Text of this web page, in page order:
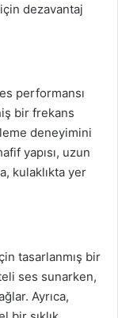
dezavantaj
performansı
bir frekans
deneyimini
yapısı, uzun
kulaklıkta yer
tasarlanmış bir
ses sunarken,
Ayrıca,